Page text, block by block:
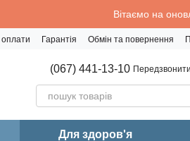
Вітаємо на
Гарантія Обмін та повернення
(067) 441-13-10
Для здоров'я